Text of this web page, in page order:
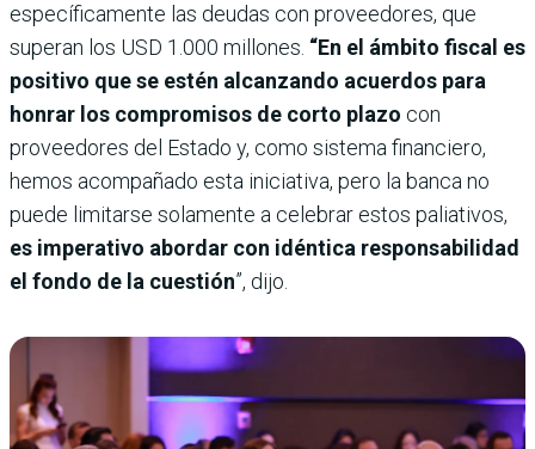
específicamente las deudas con proveedores, que
superan los USD 1.000 millones. “En el ámbito fiscal es
positivo que se estén alcanzando acuerdos para
honrar los compromisos de corto plazo con
proveedores del Estado y, como sistema financiero,
hemos acompañado esta iniciativa, pero la banca no
puede limitarse solamente a celebrar estos paliativos,
es imperativo abordar con idéntica responsabilidad
el fondo de la cuestión”, dijo.